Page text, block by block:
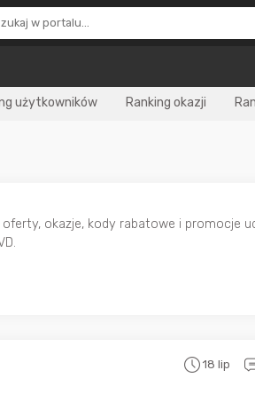
użytkowników Ranking okazji
oferty, okazje, kody rabatowe i promocje
18 lip